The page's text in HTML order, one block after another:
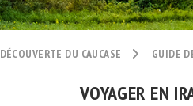
DÉCOUVERTE DU CAUCASE GUIDE
VOYAGER EN